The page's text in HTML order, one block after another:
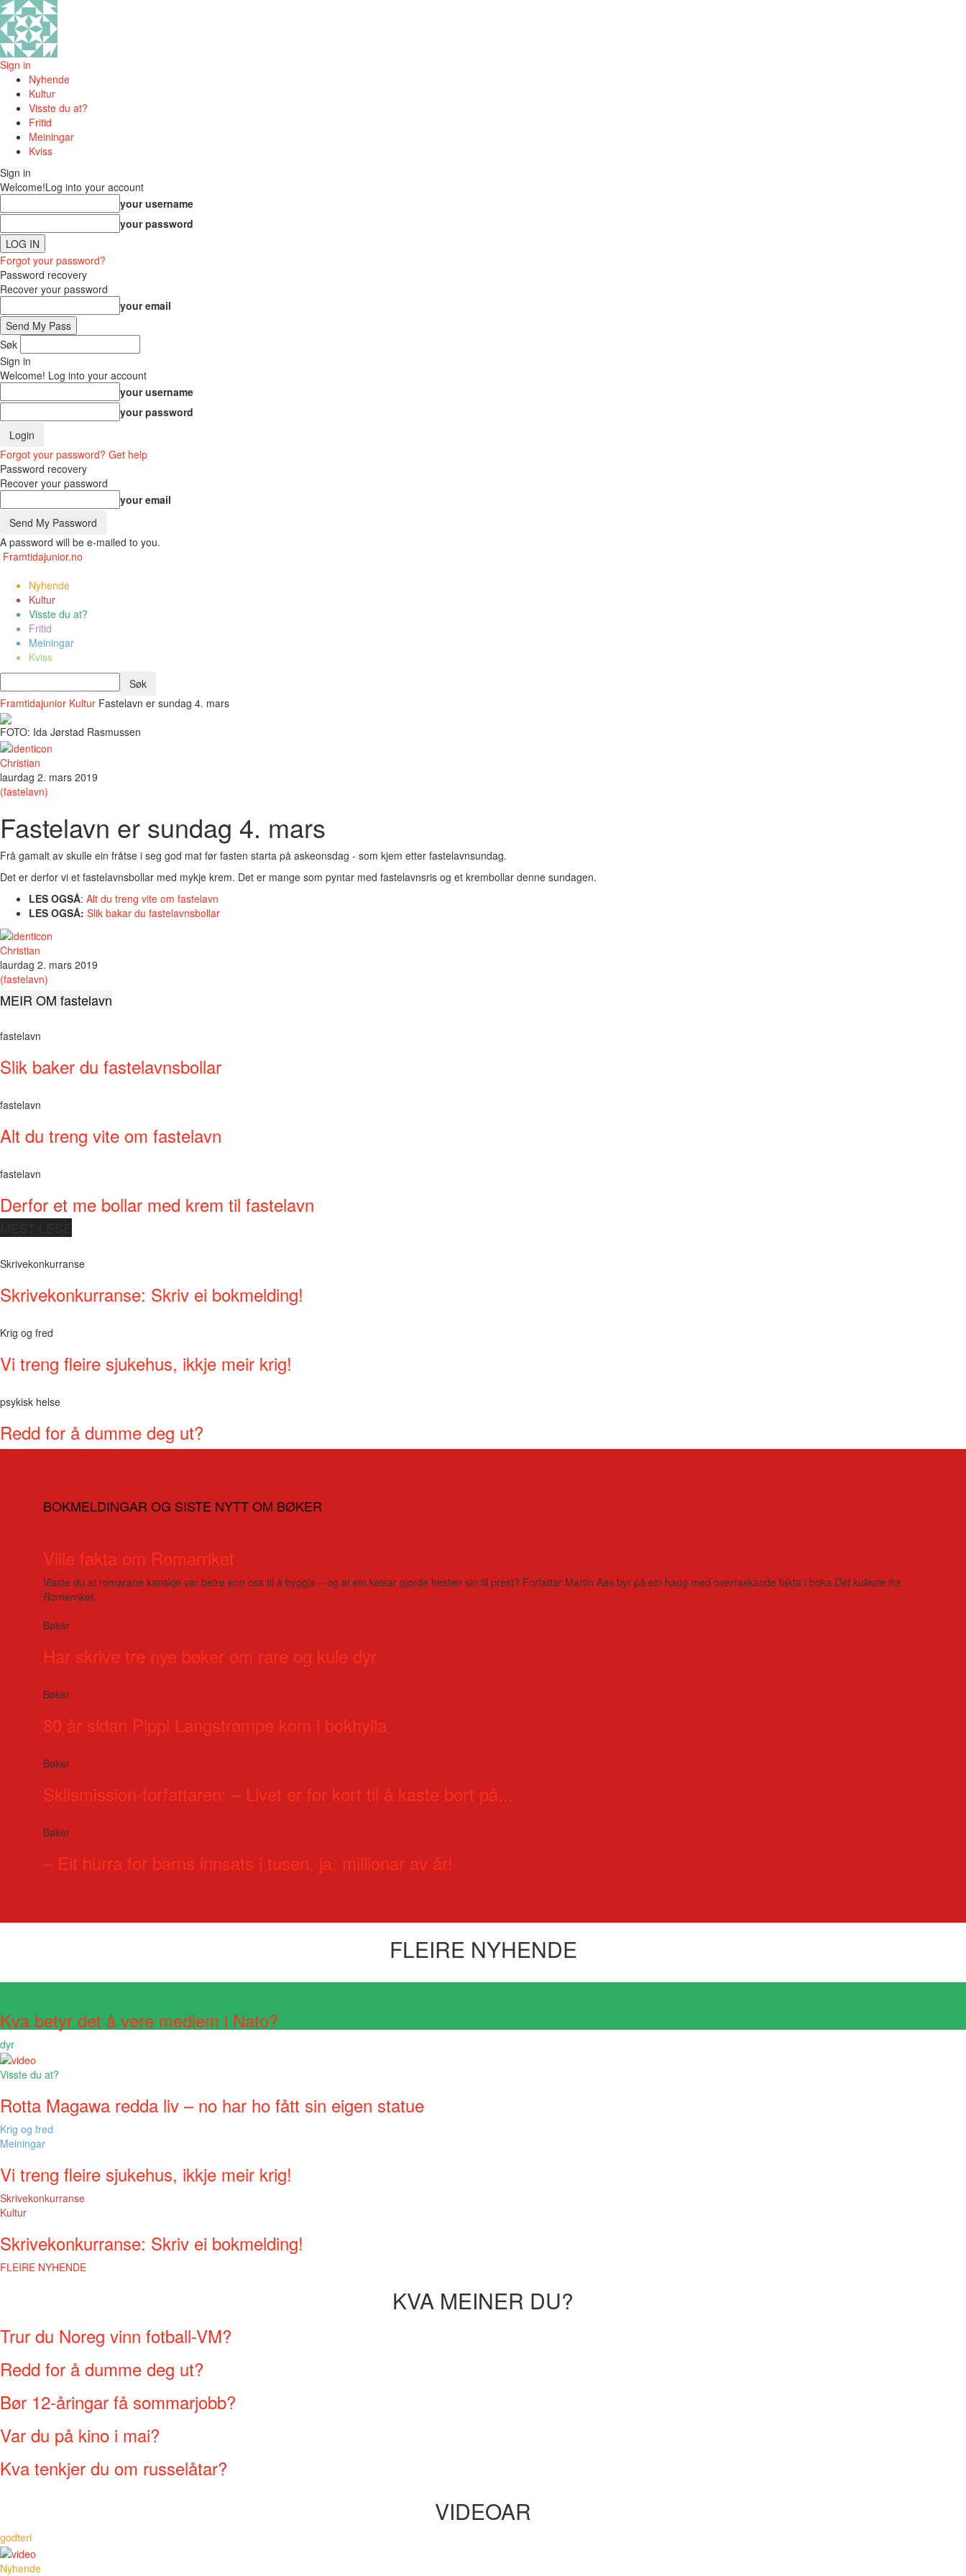
Sign in
Nyhende
Kultur
Visste du at?
Fritid
Meiningar
Kviss
Sign in
Welcome!Log into your account
your username
your password
Forgot your password?
Password recovery
Recover your password
your email
Søk
Sign in
Welcome! Log into your account
your username
your password
Forgot your password? Get help
Password recovery
Recover your password
your email
A password will be e-mailed to you.
Framtidajunior.no
Nyhende
Kultur
Visste du at?
Fritid
Meiningar
Kviss
Framtidajunior Kultur Fastelavn er sundag 4. mars
FOTO: Ida Jørstad Rasmussen
Christian
laurdag 2. mars 2019
(fastelavn)
Fastelavn er sundag 4. mars
Frå gamalt av skulle ein fråtse i seg god mat før fasten starta på askeonsdag - som kjem etter fastelavnsundag.
Det er derfor vi et fastelavnsbollar med mykje krem. Det er mange som pyntar med fastelavnsris og et krembollar denne sundagen.
LES OGSÅ: Alt du treng vite om fastelavn
LES OGSÅ: Slik bakar du fastelavnsbollar
Christian
laurdag 2. mars 2019
(fastelavn)
MEIR OM fastelavn
fastelavn
Slik baker du fastelavnsbollar
fastelavn
Alt du treng vite om fastelavn
fastelavn
Derfor et me bollar med krem til fastelavn
Skrivekonkurranse
Skrivekonkurranse: Skriv ei bokmelding!
Krig og fred
Vi treng fleire sjukehus, ikkje meir krig!
psykisk helse
Redd for å dumme deg ut?
BOKMELDINGAR OG SISTE NYTT OM BØKER
Ville fakta om Romarriket
Visste du at romarane kanskje var betre enn oss til å byggja – og at ein keisar gjorde hesten sin til prest? Forfattar Martin Aas byr på ein haug med overraskande fakta i boka Det kuleste fra
Romerriket.
Bøker
Har skrive tre nye bøker om rare og kule dyr
Bøker
80 år sidan Pippi Langstrømpe kom i bokhylla
Bøker
Skilsmission-forfattaren: – Livet er for kort til å kaste bort på...
Bøker
– Eit hurra for barns innsats i tusen, ja, millionar av år!
FLEIRE NYHENDE
Kva betyr det å vere medlem i Nato?
dyr
Visste du at?
Rotta Magawa redda liv – no har ho fått sin eigen statue
Krig og fred
Meiningar
Vi treng fleire sjukehus, ikkje meir krig!
Skrivekonkurranse
Kultur
Skrivekonkurranse: Skriv ei bokmelding!
FLEIRE NYHENDE
KVA MEINER DU?
Trur du Noreg vinn fotball-VM?
Redd for å dumme deg ut?
Bør 12-åringar få sommarjobb?
Var du på kino i mai?
Kva tenkjer du om russelåtar?
VIDEOAR
godteri
Nyhende